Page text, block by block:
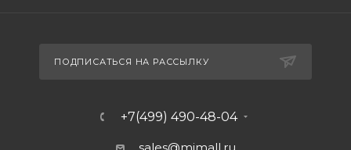
ПОДПИСАТЬСЯ НА РАССЫЛКУ
+7(499) 490-48-04